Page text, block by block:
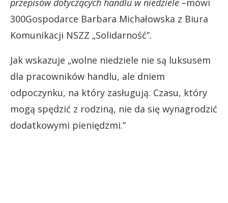
300Gospodarce Barbara Michałowska z Biura
Komunikacji NSZZ „Solidarność”.
Jak wskazuje „wolne niedziele nie są luksusem
dla pracowników handlu, ale dniem
odpoczynku, na który zasługują. Czasu, który
mogą spędzić z rodziną, nie da się wynagrodzić
dodatkowymi pieniędzmi.”